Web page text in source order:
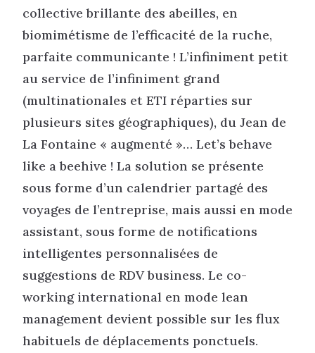
collective brillante des abeilles, en
biomimétisme de l’efficacité de la ruche,
parfaite communicante ! L’infiniment petit
au service de l’infiniment grand
(multinationales et ETI réparties sur
plusieurs sites géographiques), du Jean de
La Fontaine « augmenté »… Let’s behave
like a beehive ! La solution se présente
sous forme d’un calendrier partagé des
voyages de l’entreprise, mais aussi en mode
assistant, sous forme de notifications
intelligentes personnalisées de
suggestions de RDV business. Le co-
working international en mode lean
management devient possible sur les flux
habituels de déplacements ponctuels.